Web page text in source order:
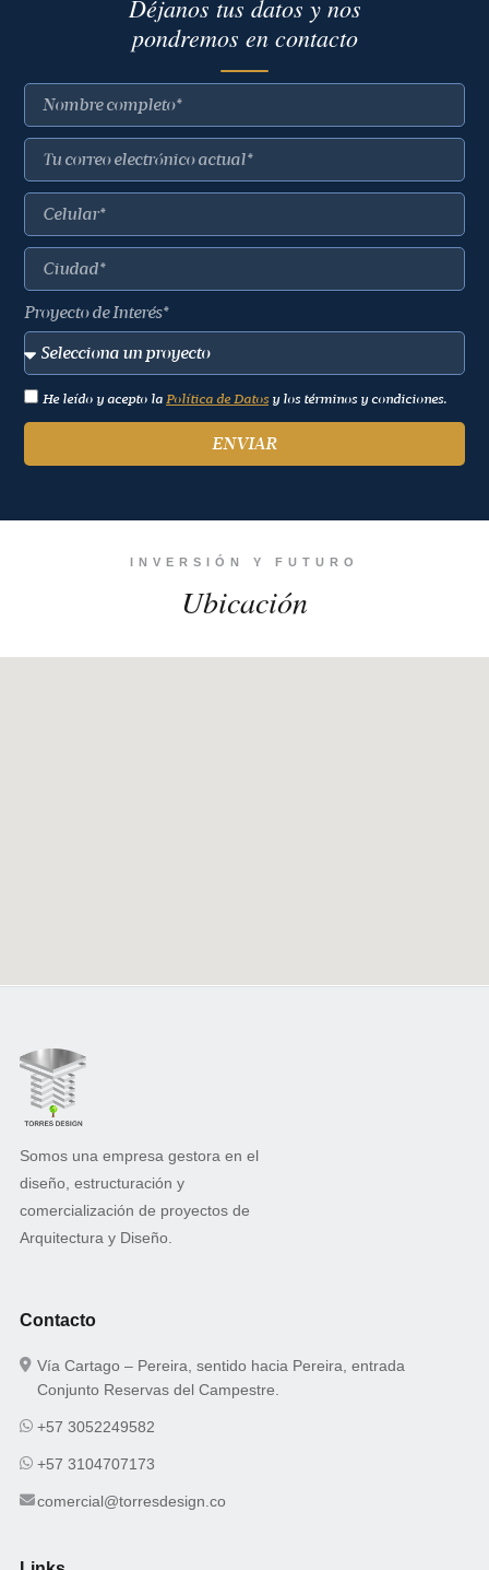
Déjanos tus datos y nos
pondremos en contacto
Proyecto de Interés*
He leído y acepto la Política de Datos y los términos y condiciones.
ENVIAR
INVERSIÓN Y FUTURO
Ubicación
Somos una empresa gestora en el
diseño, estructuración y
comercialización de proyectos de
Arquitectura y Diseño.
Contacto
Vía Cartago – Pereira, sentido hacia Pereira, entrada
Conjunto Reservas del Campestre.
+57 3052249582
+57 3104707173
comercial@torresdesign.co